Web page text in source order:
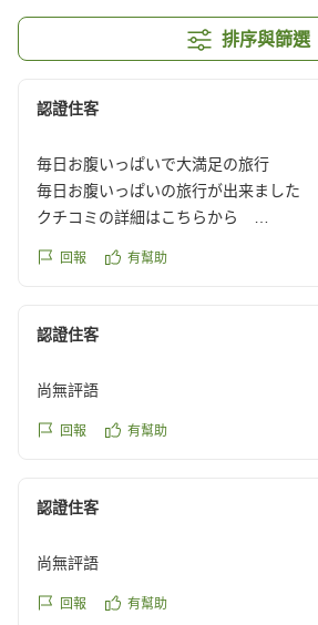
排序與篩選
認證住客
毎日お腹いっぱいで大満足の旅行
毎日お腹いっぱいの旅行が出来ました
クチコミの詳細はこちらから
reviewId=33123478632647
回報 有幫助
認證住客
尚無評語
回報 有幫助
認證住客
尚無評語
回報 有幫助